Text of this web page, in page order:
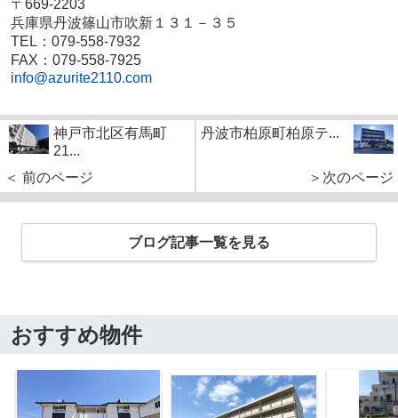
〒669-2203
兵庫県丹波篠山市吹新１３１－３５
TEL：079-558-7932
FAX：079-558-7925
info@azurite2110.com
神戸市北区有馬町
21...
＜ 前のページ
丹波市柏原町柏原テ...
＞次のページ
ブログ記事一覧を見る
おすすめ物件